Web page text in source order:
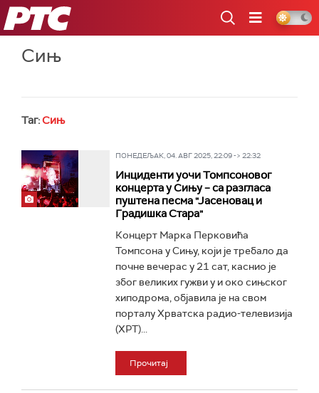
РТС
Сињ
Таг:Сињ
ПОНЕДЕЉАК, 04. АВГ 2025, 22:09 -> 22:32
Инциденти уочи Томпсоновог
концерта у Сињу – са разгласа
пуштена песма "Јасеновац и
Градишка Стара"
Концерт Марка Перковића
Томпсона у Сињу, који је требало да
почне вечерас у 21 сат, каснио је
због великих гужви у и око сињског
хиподрома, објавила је на свом
порталу Хрватска радио-телевизија
(ХРТ)...
Прочитај